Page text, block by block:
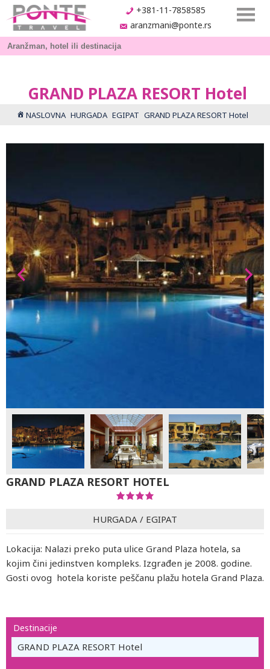
+381-11-7858585
aranzmani@ponte.rs
GRAND PLAZA RESORT Hotel
NASLOVNA HURGADA EGIPAT GRAND PLAZA RESORT Hotel
GRAND PLAZA RESORT HOTEL
HURGADA / EGIPAT
Lokacija: Nalazi preko puta ulice Grand Plaza hotela, sa
kojim čini jedinstven kompleks. Izgrađen je 2008. godine.
Gosti ovog hotela koriste peščanu plažu hotela Grand Plaza.
Destinacije
GRAND PLAZA RESORT Hotel